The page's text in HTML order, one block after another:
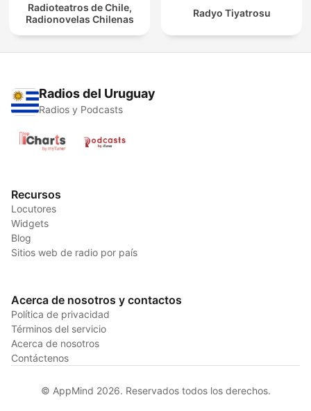
Radioteatros de Chile,
Radionovelas Chilenas
Radyo Tiyatrosu
Radios del Uruguay
Radios y Podcasts
Recursos
Locutores
Widgets
Blog
Sitios web de radio por país
Acerca de nosotros y contactos
Política de privacidad
Términos del servicio
Acerca de nosotros
Contáctenos
© AppMind 2026. Reservados todos los derechos.